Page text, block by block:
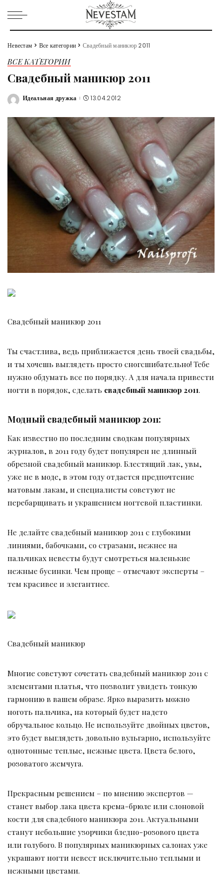
Невестам > Все категории > Свадебный маникюр 2011
ВСЕ КАТЕГОРИИ
Свадебный маникюр 2011
Posted
Идеальная дружка 13.04.2012
Свадебный маникюр 2011
Ты счастлива, ведь приближается день твоей свадьбы,
и ты хочешь выглядеть просто сногсшибательно! Тебе
нужно обдумать все по порядку. А для начала привести
ногти в порядок, сделать свадебный маникюр 2011.
Модный свадебный маникюр 2011:
Как известно по последним сводкам популярных
журналов, в 2011 году будет популярен не длинный
обрезной свадебный маникюр. Блестящий лак, увы,
уже не в моде, в этом году отдается предпочтение
матовым лакам, и специалисты советуют не
перебарщивать и украшением ногтевой пластинки.
Не делайте свадебный маникюр 2011 с глубокими
линиями, бабочками, со стразами, нежнее на
пальчиках невесты будут смотреться маленькие
нежные бусинки. Чем проще – отмечают эксперты –
тем красивее и элегантнее.
Свадебный маникюр
Многие советуют сочетать свадебный маникюр 2011 с
элементами платья, что позволит увидеть тонкую
гармонию в вашем образе. Ярко выразить можно
ноготь пальчика, на который будет надето
обручальное кольцо. Не используйте двойных цветов,
это будет выглядеть довольно вульгарно, используйте
однотонные теплые, нежные цвета. Цвета белого,
розоватого жемчуга.
Прекрасным решением – по мнению экспертов —
станет выбор лака цвета крема-брюле или слоновой
кости для свадебного маникюра 2011. Актуальными
станут небольшие узорчики бледно-розового цвета
или голубого. В популярных маникюрных салонах уже
украшают ногти невест исключительно теплыми и
нежными цветами.